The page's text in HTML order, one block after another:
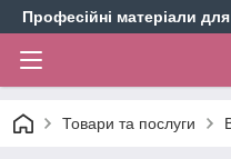
Професійні матеріали
Товари та послуги